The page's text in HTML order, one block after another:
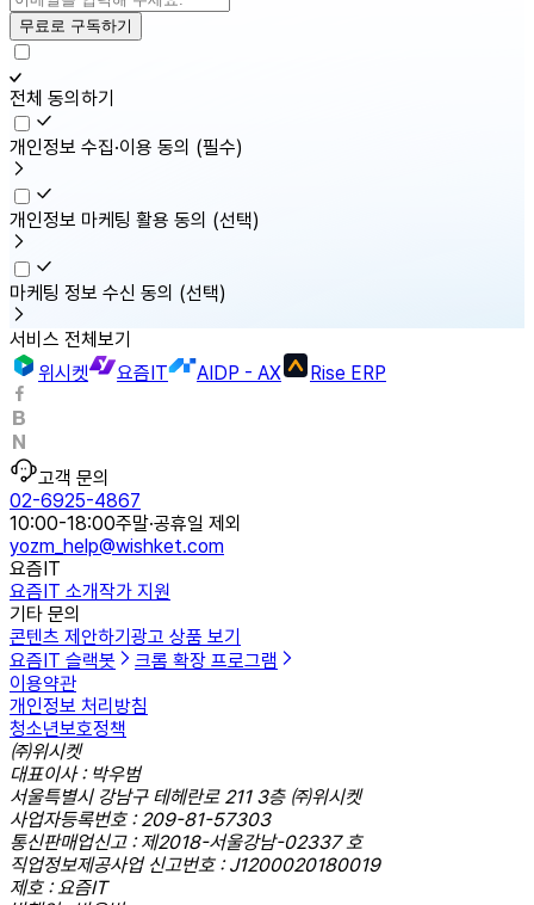
무료로 구독하기
전체 동의하기
개인정보 수집·이용 동의 (필수)
개인정보 마케팅 활용 동의 (선택)
마케팅 정보 수신 동의 (선택)
서비스 전체보기
위시켓
요즘IT AIDP - AX Rise ERP
고객 문의
02-6925-4867
10:00-18:00주말·공휴일 제외
yozm_help@wishket.com
요즘IT
요즘IT 소개작가 지원
기타 문의
콘텐츠 제안하기 광고 상품 보기
요즘IT 슬랙봇
크롬 확장 프로그램
이용약관
개인정보 처리방침
청소년보호정책
㈜위시켓
대표이사 : 박우범
서울특별시 강남구 테헤란로 211 3층 ㈜위시켓
사업자등록번호 : 209-81-57303
통신판매업신고 : 제2018-서울강남-02337 호
직업정보제공사업 신고번호 : J1200020180019
제호 : 요즘IT